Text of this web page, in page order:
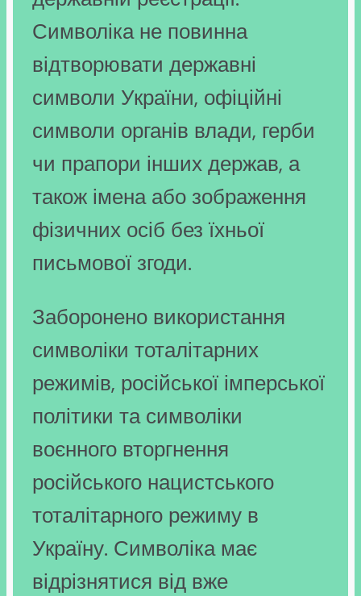
Символіка не повинна
відтворювати державні
символи України, офіційні
символи органів влади, герби
чи прапори інших держав, а
також імена або зображення
фізичних осіб без їхньої
письмової згоди.
Заборонено використання
символіки тоталітарних
режимів, російської імперської
політики та символіки
воєнного вторгнення
російського нацистського
тоталітарного режиму в
Україну. Символіка має
відрізнятися від вже